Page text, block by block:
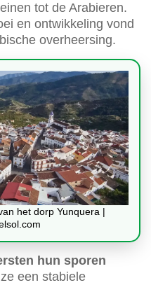
tot de Arabieren.
en ontwikkeling vond
overheersing.
het dorp Yunquera |
hun sporen
een stabiele